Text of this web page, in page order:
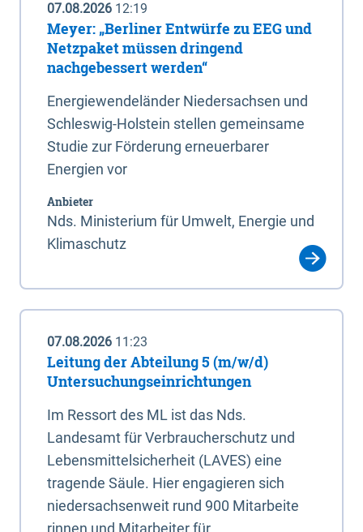
07.08.2026 12:19
Meyer: „Berliner Entwürfe zu EEG und
Netzpaket müssen dringend
nachgebessert werden“
Energiewendeländer Niedersachsen und
Schleswig-Holstein stellen gemeinsame
Studie zur Förderung erneuerbarer
Energien vor
Anbieter
Nds. Ministerium für Umwelt, Energie und
Klimaschutz
07.08.2026 11:23
Leitung der Abteilung 5 (m/w/d)
Untersuchungseinrichtungen
Im Ressort des ML ist das Nds.
Landesamt für Verbraucherschutz und
Lebensmittelsicherheit (LAVES) eine
tragende Säule. Hier engagieren sich
niedersachsenweit rund 900 Mitarbeite